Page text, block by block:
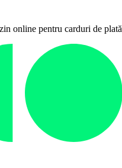
online pentru carduri de plată